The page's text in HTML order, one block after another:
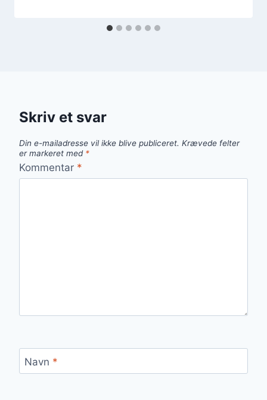
Skriv et svar
Din e-mailadresse vil ikke blive publiceret. Krævede felter
er markeret med *
Kommentar *
Navn *